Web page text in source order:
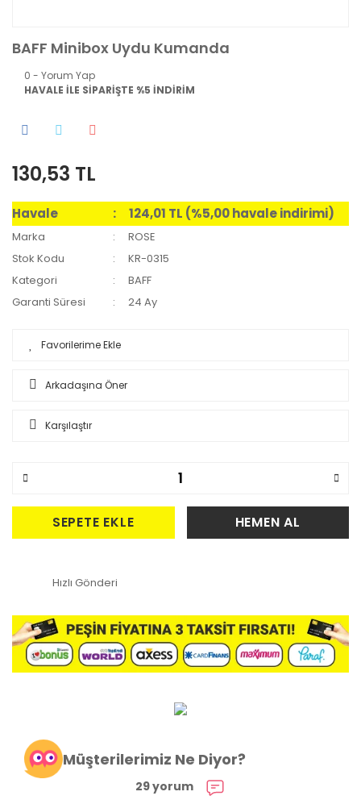
BAFF Minibox Uydu Kumanda
0 - Yorum Yap
HAVALE İLE SİPARİŞTE %5 İNDİRİM
130,53 TL
Havale 124,01 TL (%5,00 havale indirimi)
Marka
ROSE
Stok Kodu
KR-0315
Kategori
BAFF
Garanti Süresi
24 Ay
Arkadaşına Öner
Karşılaştır
SEPETE EKLE HEMEN AL
Hızlı Gönderi
Müşterilerimiz Ne Diyor?
29 yorum